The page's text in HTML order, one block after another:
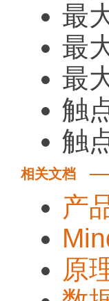
最
最
最
触
触
相关文档
产
原